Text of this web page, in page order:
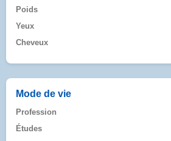
Poids
Yeux
Cheveux
Mode de vie
Profession
Études